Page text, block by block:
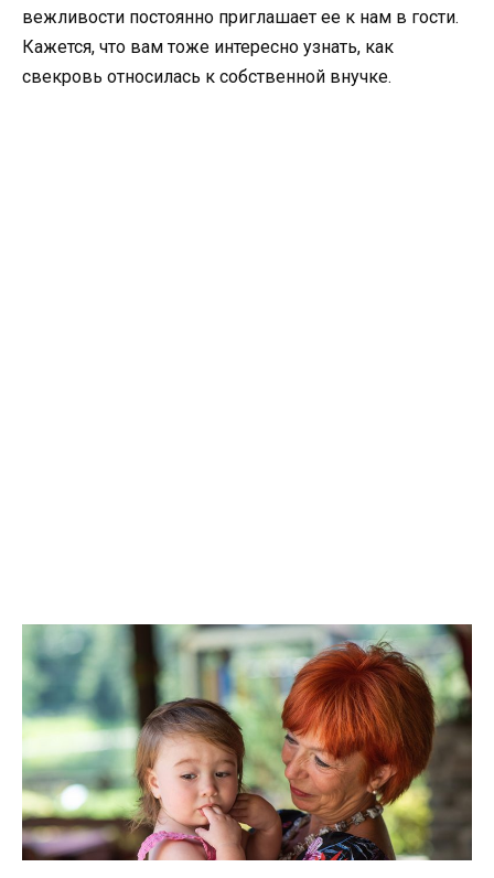
вежливости постоянно приглашает ее к нам в гости.
Кажется, что вам тоже интересно узнать, как
свекровь относилась к собственной внучке.